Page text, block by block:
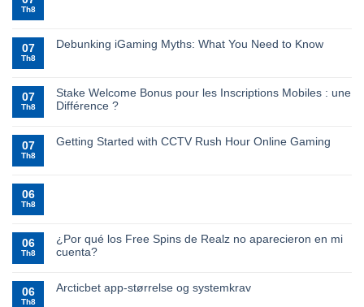
Th8
07
Th8
Debunking iGaming Myths: What You Need to Know
07
Th8
Stake Welcome Bonus pour les Inscriptions Mobiles : une
Différence ?
07
Th8
Getting Started with CCTV Rush Hour Online Gaming
06
Th8
06
Th8
¿Por qué los Free Spins de Realz no aparecieron en mi
cuenta?
06
Th8
Arcticbet app-størrelse og systemkrav